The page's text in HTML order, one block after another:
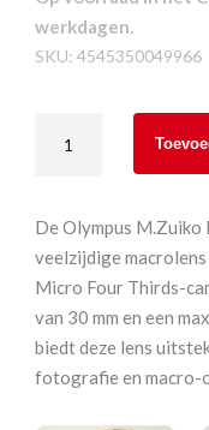
werkdagen.
SKU: 4545350049966
30
F3.5
Macro
aantal
De Olympus
veelzijdige
Micro Four Thirds-
van 30 mm en een
biedt deze lens
fotografie en macro-